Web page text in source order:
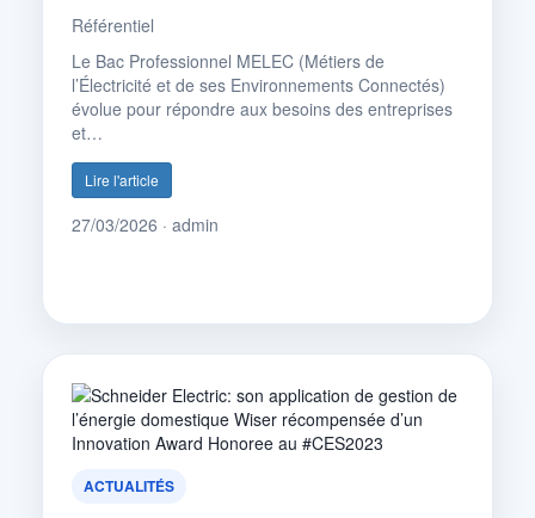
Référentiel
Le Bac Professionnel MELEC (Métiers de
l’Électricité et de ses Environnements Connectés)
évolue pour répondre aux besoins des entreprises
et…
Lire l'article
27/03/2026 · admin
ACTUALITÉS